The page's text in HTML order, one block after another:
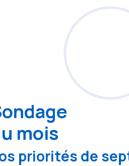
mois
priorités de